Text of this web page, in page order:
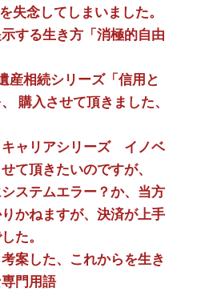
失念してしまいました。
する生き方「消極的自由
産相続シリーズ「信用と
購入させて頂きました、
キャリアシリーズ イノベ
て頂きたいのですが、
ステムエラー？か、当方
かねますが、決済が上手
た。
案した、これからを生き
門用語